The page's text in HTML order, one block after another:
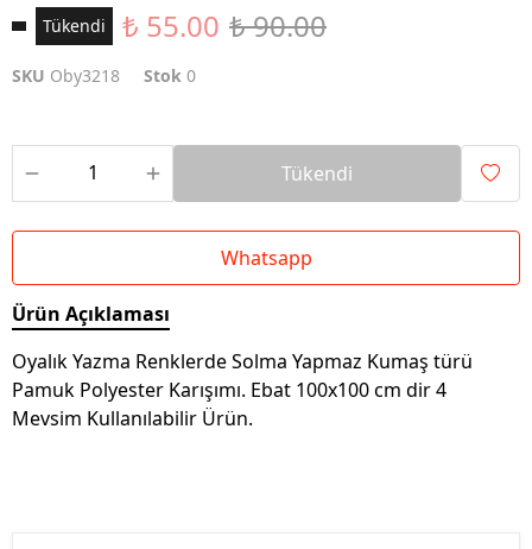
Tükendi ₺ 55.00 ₺ 90.00
SKU Oby3218 Stok 0
Tükendi
Whatsapp
Ürün Açıklaması
Oyalık Yazma Renklerde Solma Yapmaz Kumaş türü
Pamuk Polyester Karışımı. Ebat 100x100 cm dir 4
Mevsim Kullanılabilir Ürün.